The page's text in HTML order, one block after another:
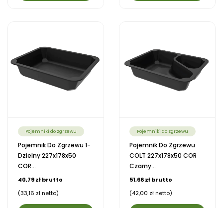
Pojemniki do zgrzewu
Pojemnik Do Zgrzewu 1-
Dzielny 227x178x50
COR...
40,79 zł brutto
(33,16 zł netto)
Pojemniki do zgrzewu
Pojemnik Do Zgrzewu
COLT 227x178x50 COR
Czarny...
51,66 zł brutto
(42,00 zł netto)